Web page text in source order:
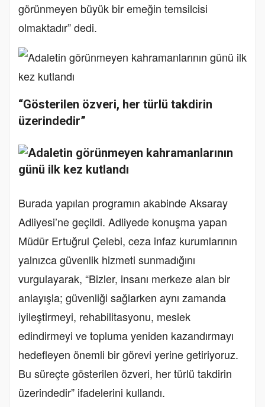
görünmeyen büyük bir emeğin temsilcisi
olmaktadır” dedi.
“Gösterilen özveri, her türlü takdirin
üzerindedir”
Burada yapılan programın akabinde Aksaray
Adliyesi’ne geçildi. Adliyede konuşma yapan
Müdür Ertuğrul Çelebi, ceza infaz kurumlarının
yalnızca güvenlik hizmeti sunmadığını
vurgulayarak, “Bizler, insanı merkeze alan bir
anlayışla; güvenliği sağlarken aynı zamanda
iyileştirmeyi, rehabilitasyonu, meslek
edindirmeyi ve topluma yeniden kazandırmayı
hedefleyen önemli bir görevi yerine getiriyoruz.
Bu süreçte gösterilen özveri, her türlü takdirin
üzerindedir” ifadelerini kullandı.